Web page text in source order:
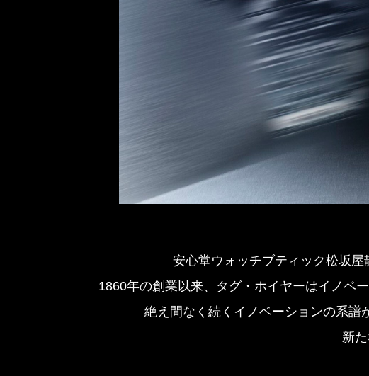
安心堂ウォッチブティック松坂屋
1860年の創業以来、タグ・ホイヤーはイノベ
絶え間なく続くイノベーションの系譜
新